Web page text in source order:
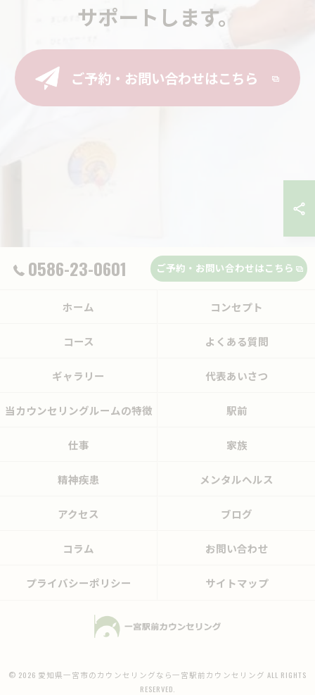
サポートします。
ご予約・お問い合わせはこちら
0586-23-0601 ご予約・お問い合わせはこちら
ホーム コンセプト
コース よくある質問
ギャラリー 代表あいさつ
当カウンセリングルームの特徴 駅前
仕事 家族
精神疾患 メンタルヘルス
アクセス ブログ
コラム お問い合わせ
プライバシーポリシー サイトマップ
© 2026 愛知県一宮市のカウンセリングなら一宮駅前カウンセリング ALL RIGHTS
RESERVED.